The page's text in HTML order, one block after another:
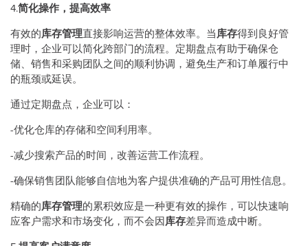
4.简化操作，提高效率
有效的库存管理直接影响运营的整体效率。当库存得到良好管
理时，企业可以简化跨部门的流程。定期盘点有助于确保仓
储、销售和采购团队之间的顺利协调，避免生产和订单履行中
的瓶颈或延误。
通过定期盘点，企业可以：
-优化仓库的存储和空间利用率。
-减少搜索产品的时间，改善运营工作流程。
-确保销售团队能够自信地为客户提供准确的产品可用性信息。
精确的库存管理的累积效应是一种更有效的操作，可以快速响
应客户需求和市场变化，而不会因库存差异而造成中断。